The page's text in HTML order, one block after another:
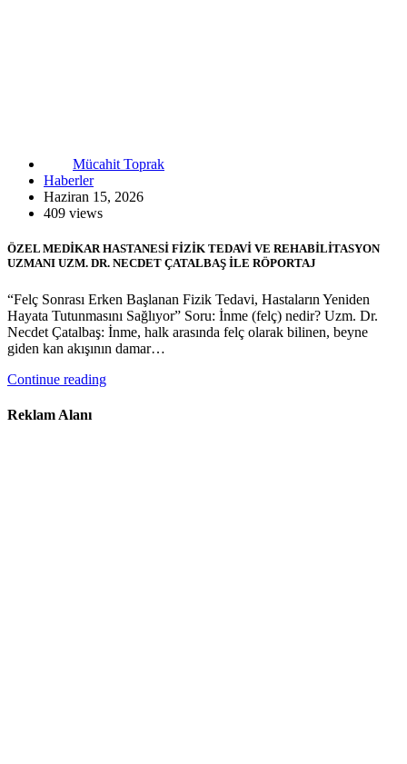
Mücahit Toprak
Haberler
Haziran 15, 2026
409 views
ÖZEL MEDİKAR HASTANESİ FİZİK TEDAVİ VE REHABİLİTASYON
UZMANI UZM. DR. NECDET ÇATALBAŞ İLE RÖPORTAJ
“Felç Sonrası Erken Başlanan Fizik Tedavi, Hastaların Yeniden
Hayata Tutunmasını Sağlıyor” Soru: İnme (felç) nedir? Uzm. Dr.
Necdet Çatalbaş: İnme, halk arasında felç olarak bilinen, beyne
giden kan akışının damar…
Continue reading
Reklam Alanı